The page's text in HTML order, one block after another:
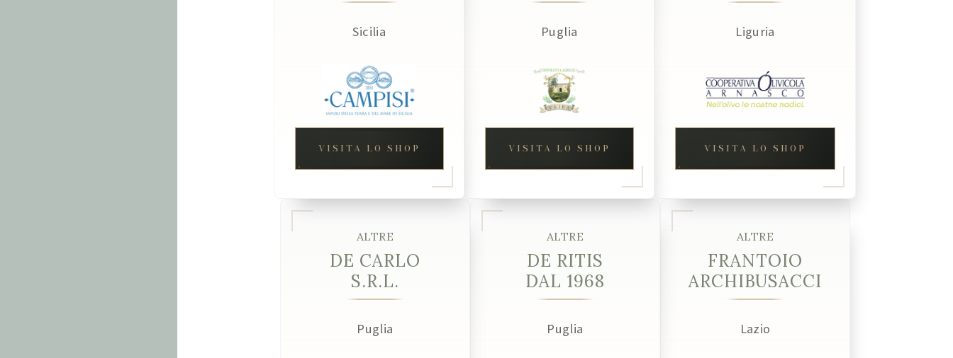
Sicilia
VISITA LO SHOP
Puglia
VISITA LO SHOP
Liguria
VISITA LO SHOP
ALTRE
DE CARLO
S.R.L.
Puglia
ALTRE
DE RITIS
DAL 1968
Puglia
ALTRE
FRANTOIO
ARCHIBUSACCI
Lazio